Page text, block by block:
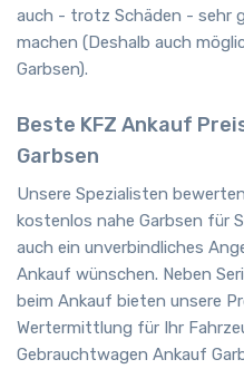
auch - trotz Schäden - sehr
machen (Deshalb auch
Garbsen).
Beste KFZ Ankauf
Garbsen
Unsere Spezialisten
kostenlos nahe Garbsen für
auch ein unverbindliches
Ankauf wünschen. Neben
beim Ankauf bieten unsere
Wertermittlung für Ihr
Gebrauchtwagen Ankauf